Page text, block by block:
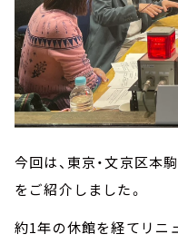
今回は、東京・文京区本
をご紹介しました。
約1年の休館を経てリニ